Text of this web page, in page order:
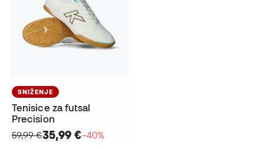
SNIŽENJE
Tenisice za futsal
Precision
59,99 €35,99 €−40%